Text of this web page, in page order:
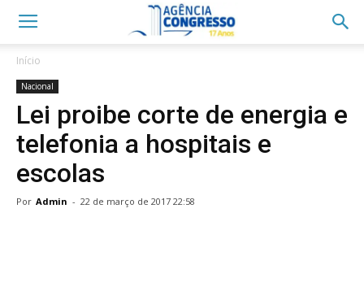
Início
Nacional
Lei proibe corte de energia e
telefonia a hospitais e
escolas
Por Admin - 22 de março de 2017 22:58